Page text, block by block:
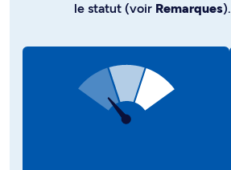
le statut (voir Remarques).